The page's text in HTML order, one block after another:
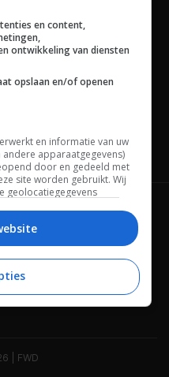
Privacybeleid
Contact
| FWD
en content,
ontwikkeling van diensten
opslaan en/of openen
en informatie van uw
apparaatgegevens)
door en gedeeld met
site worden gebruikt. Wij
geolocatiegegevens
persoonsgegevens
of in het sitemenu naar
of in te trekken via de